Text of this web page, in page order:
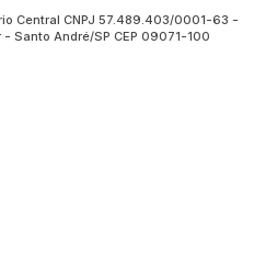
Central CNPJ 57.489.403/0001-63 -
Santo André/SP CEP 09071-100